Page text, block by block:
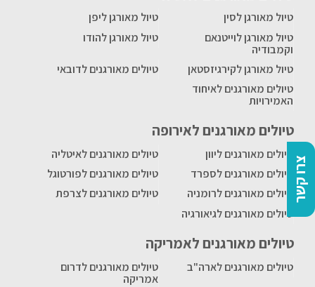
צרו קשר
טיול מאורגן לסין
טיול מאורגן ליפן
טיול מאורגן לוייטנאם
וקמבודיה
טיול מאורגן להודו
טיול מאורגן לקירגיזסטאן
טיולים מאורגנים לדובאי
טיולים מאורגנים לאיחוד
האמירויות
טיולים מאורגנים לאירופה
טיולים מאורגנים ליוון
טיולים מאורגנים לאיטליה
טיולים מאורגנים לספרד
טיולים מאורגנים לפורטוגל
טיולים מאורגנים לרומניה
טיולים מאורגנים לצרפת
טיולים מאורגנים לגיאורגיה
טיולים מאורגנים לאמריקה
טיולים מאורגנים לארה"ב
טיולים מאורגנים לדרום
אמריקה